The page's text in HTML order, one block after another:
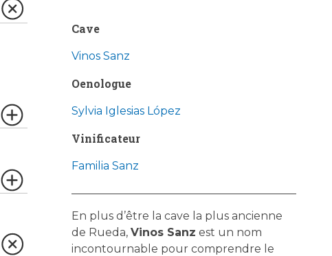
Cave
Vinos Sanz
Oenologue
Sylvia Iglesias López
Vinificateur
Familia Sanz
En plus d’être la cave la plus ancienne
de Rueda, Vinos Sanz est un nom
incontournable pour comprendre le